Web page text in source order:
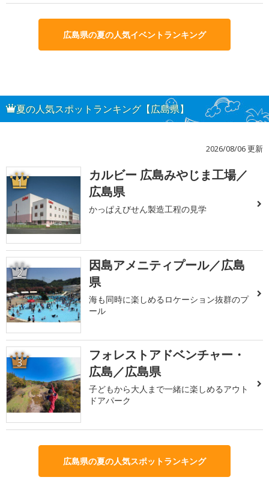
広島県の夏の人気イベントランキング
夏の人気スポットランキング【広島県】
2026/08/06 更新
1
カルビー 広島みやじま工場／
広島県
かっぱえびせん製造工程の見学
2
因島アメニティプール／広島
県
海も同時に楽しめるロケーション抜群のプ
ール
3
フォレストアドベンチャー・
広島／広島県
子どもから大人まで一緒に楽しめるアウト
ドアパーク
広島県の夏の人気スポットランキング